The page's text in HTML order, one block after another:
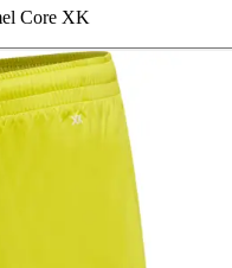
Core XK